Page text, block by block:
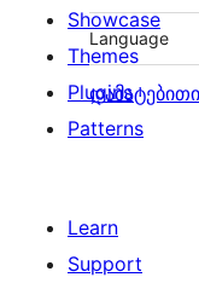
Language
Showcase
Themes
Plugins
Patterns
Learn
Support